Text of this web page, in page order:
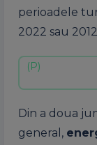
perioadele
2022 sau
Din a doua
general,